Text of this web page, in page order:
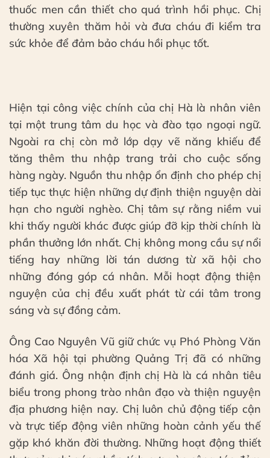
thuốc men cần thiết cho quá trình hồi phục. Chị
thường xuyên thăm hỏi và đưa cháu đi kiểm tra
sức khỏe để đảm bảo cháu hồi phục tốt.
Hiện tại công việc chính của chị Hà là nhân viên
tại một trung tâm du học và đào tạo ngoại ngữ.
Ngoài ra chị còn mở lớp dạy vẽ năng khiếu để
tăng thêm thu nhập trang trải cho cuộc sống
hàng ngày. Nguồn thu nhập ổn định cho phép chị
tiếp tục thực hiện những dự định thiện nguyện dài
hạn cho người nghèo. Chị tâm sự rằng niềm vui
khi thấy người khác được giúp đỡ kịp thời chính là
phần thưởng lớn nhất. Chị không mong cầu sự nổi
tiếng hay những lời tán dương từ xã hội cho
những đóng góp cá nhân. Mỗi hoạt động thiện
nguyện của chị đều xuất phát từ cái tâm trong
sáng và sự đồng cảm.
Ông Cao Nguyên Vũ giữ chức vụ Phó Phòng Văn
hóa Xã hội tại phường Quảng Trị đã có những
đánh giá. Ông nhận định chị Hà là cá nhân tiêu
biểu trong phong trào nhân đạo và thiện nguyện
địa phương hiện nay. Chị luôn chủ động tiếp cận
và trực tiếp động viên những hoàn cảnh yếu thế
gặp khó khăn đời thường. Những hoạt động thiết